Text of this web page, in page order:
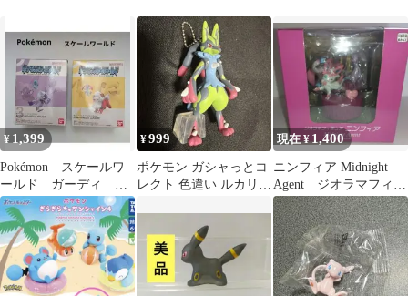
¥ 1,399
Pokémon スケールワ
ールド ガーディ エ
ムリット ニュー
ラ アグノム
¥999
ポケモン ガシャっとコ
レクト 色違い ルカリオ
現在 ¥ 1,400
ニンフィア Midnight
Agent ジオラマフィギ
ュア ポケモンセンタ
ー